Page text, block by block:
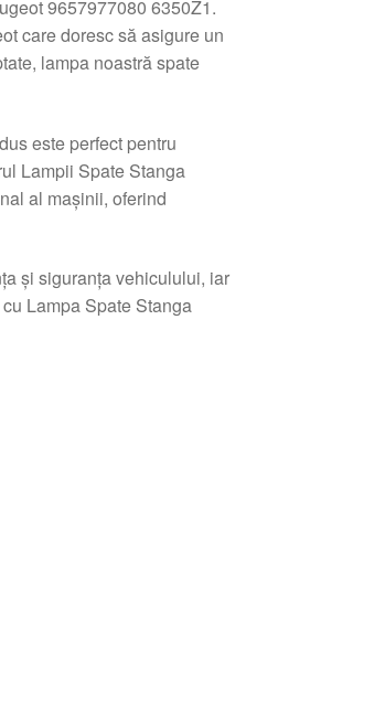
9657977080 6350Z1.
care doresc să asigure un
lampa noastră spate
este perfect pentru
Lampii Spate Stanga
al mașinii, oferind
și siguranța vehiculului, iar
Lampa Spate Stanga